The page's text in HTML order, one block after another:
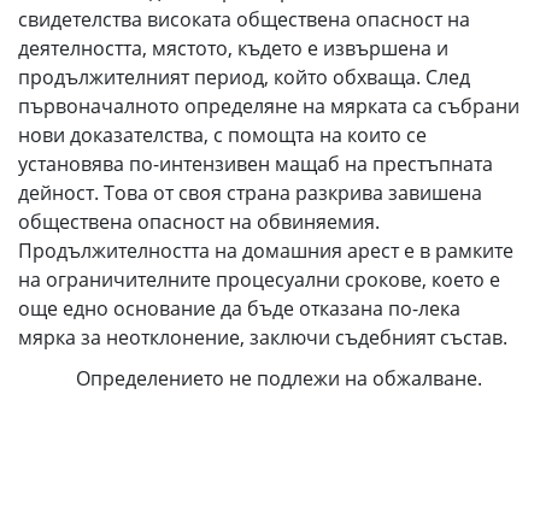
свидетелства високата обществена опасност на
деятелността, мястото, където е извършена и
продължителният период, който обхваща. След
първоначалното определяне на мярката са събрани
нови доказателства, с помощта на които се
установява по-интензивен мащаб на престъпната
дейност. Това от своя страна разкрива завишена
обществена опасност на обвиняемия.
Продължителността на домашния арест е в рамките
на ограничителните процесуални срокове, което е
още едно основание да бъде отказана по-лека
мярка за неотклонение, заключи съдебният състав.
Определението не подлежи на обжалване.